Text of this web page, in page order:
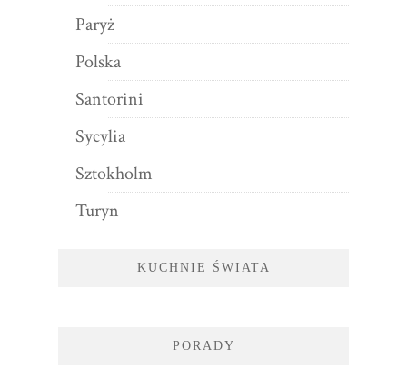
Paryż
Polska
Santorini
Sycylia
Sztokholm
Turyn
KUCHNIE ŚWIATA
PORADY